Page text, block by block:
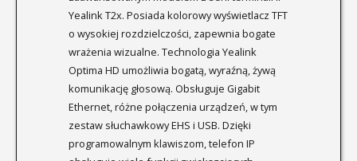
Yealink T2x. Posiada kolorowy wyświetlacz TFT
o wysokiej rozdzielczości, zapewnia bogate
wrażenia wizualne. Technologia Yealink
Optima HD umożliwia bogatą, wyraźną, żywą
komunikację głosową. Obsługuje Gigabit
Ethernet, różne połączenia urządzeń, w tym
zestaw słuchawkowy EHS i USB. Dzięki
programowalnym klawiszom, telefon IP